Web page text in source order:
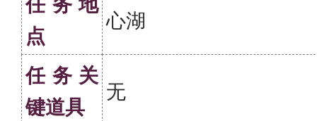
点
心湖
任务关
键道具
无